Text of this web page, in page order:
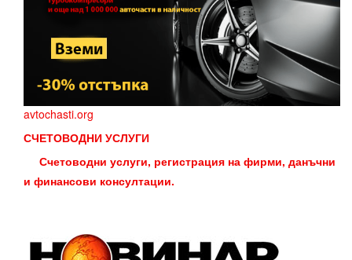
avtochasti.org
СЧЕТОВОДНИ УСЛУГИ
Счетоводни услуги, регистрация на фирми, данъчни
и финансови консултации.